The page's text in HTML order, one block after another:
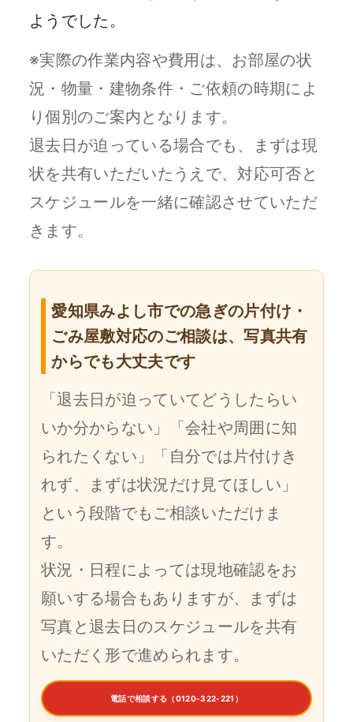
ようでした。
※実際の作業内容や費用は、お部屋の状
況・物量・建物条件・ご依頼の時期によ
り個別のご案内となります。
退去日が迫っている場合でも、まずは現
状を共有いただいたうえで、対応可否と
スケジュールを一緒に確認させていただ
きます。
愛知県みよし市での急ぎの片付け・
ごみ屋敷対応のご相談は、写真共有
からでも大丈夫です
「退去日が迫っていてどうしたらい
いか分からない」「会社や周囲に知
られたくない」「自分では片付けき
れず、まずは状況だけ見てほしい」
という段階でもご相談いただけま
す。
状況・日程によっては現地確認をお
願いする場合もありますが、まずは
写真と退去日のスケジュールを共有
いただく形で進められます。
電話で相談する（0120-322-221）